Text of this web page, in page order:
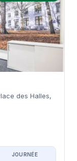
des Halles,
JOURNÉE